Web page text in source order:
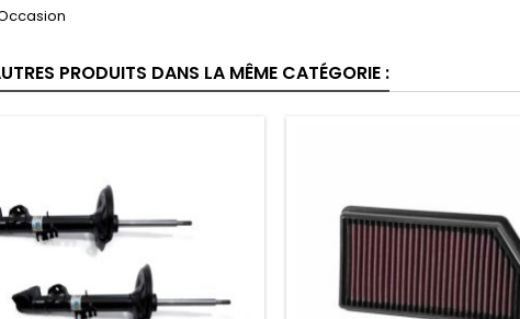
PRODUITS DANS LA MÊME CATÉGORIE :